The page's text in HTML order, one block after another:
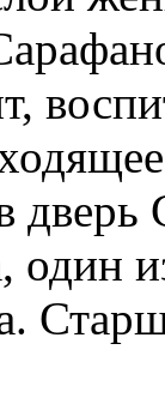
дверь